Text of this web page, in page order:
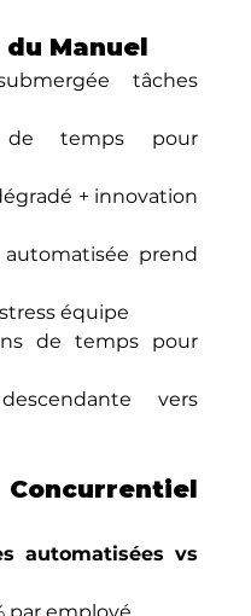
Manuel
tâches
temps pour
+ innovation
automatisée prend
équipe
de temps pour
vers
automatisées vs